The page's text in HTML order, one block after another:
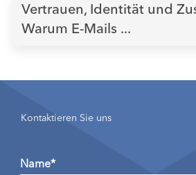
Vertrauen, Identität und
Warum E-Mails ...
Kontaktieren Sie uns
Name*